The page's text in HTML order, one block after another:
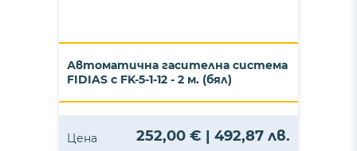
Автоматична гасителна система
FIDIAS с FK-5-1-12 - 2 м. (бял)
Цена 252,00 € | 492,87 лв.